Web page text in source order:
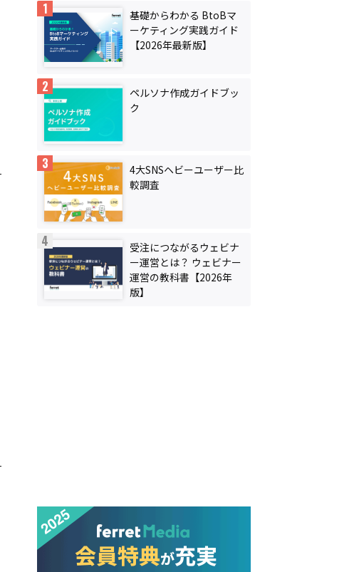
基礎からわかる BtoBマ
ーケティング実践ガイド
【2026年最新版】
ペルソナ作成ガイドブッ
ク
4大SNSヘビーユーザー比
較調査
受注につながるウェビナ
ー運営とは？ ウェビナー
運営の教科書【2026年
版】